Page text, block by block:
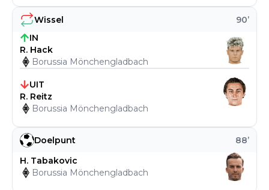
Doelpunt 88’
H. Tabakovic
Borussia Mönchengladbach
Wissel 90’
IN
R. Hack
Borussia Mönchengladbach
UIT
R. Reitz
Borussia Mönchengladbach